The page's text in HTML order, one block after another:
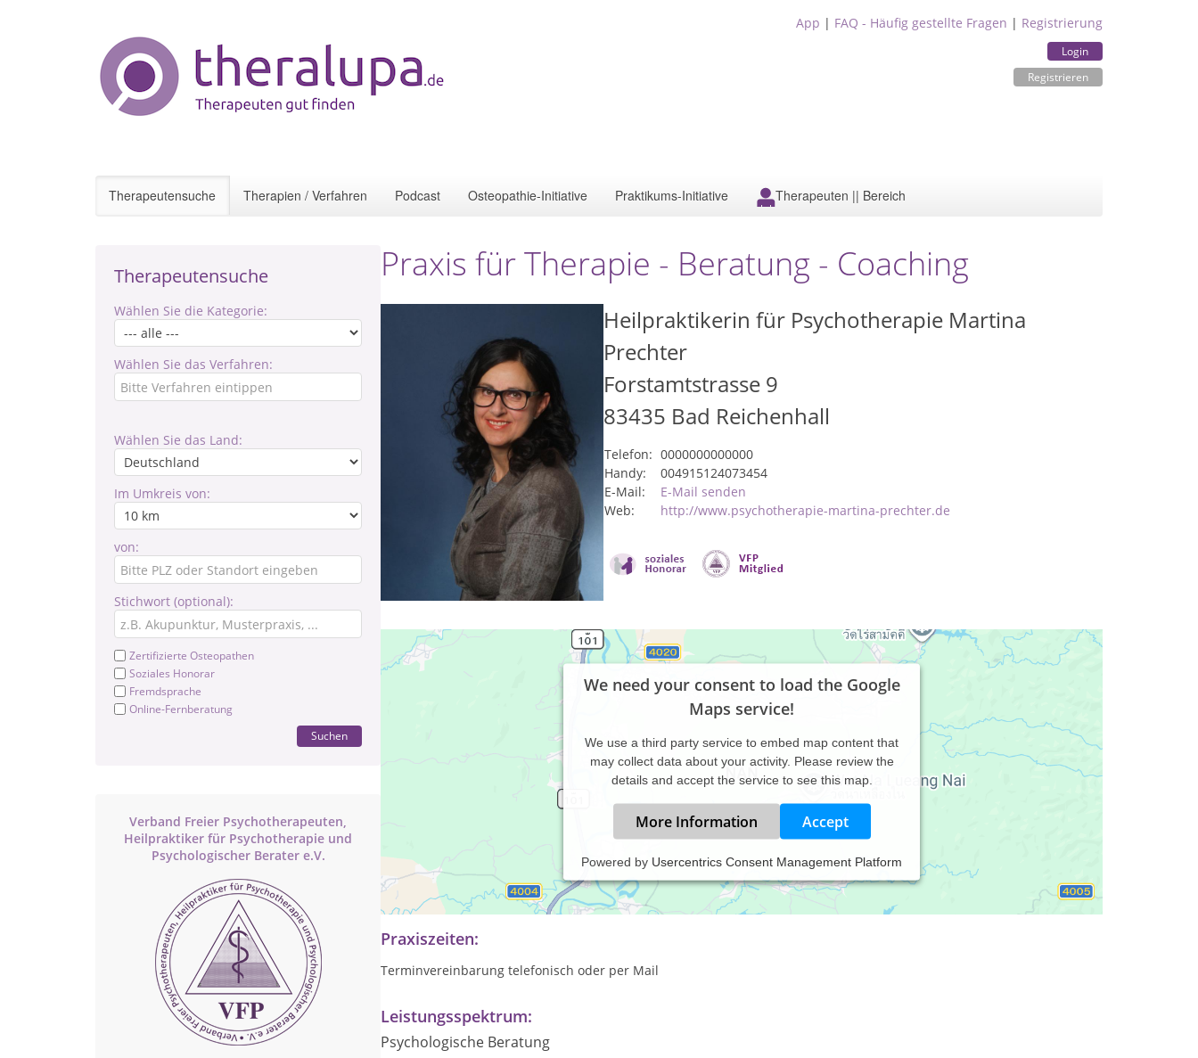
App | FAQ - Häufig gestellte Fragen | Registrierung
Login
Registrieren
Therapeutensuche Therapien / Verfahren Podcast Osteopathie-Initiative Praktikums-Initiative Therapeuten || Bereich
Therapeutensuche
Wählen Sie die Kategorie:
Wählen Sie das Verfahren:
Wählen Sie das Land:
Im Umkreis von:
von:
Stichwort (optional):
Zertifizierte Osteopathen
Soziales Honorar
Fremdsprache
Online-Fernberatung
Suchen
Verband Freier Psychotherapeuten,
Heilpraktiker für Psychotherapie und
Psychologischer Berater e.V.
Praxis für Therapie - Beratung - Coaching
Heilpraktikerin für Psychotherapie Martina
Prechter
Forstamtstrasse 9
83435 Bad Reichenhall
Telefon: 0000000000000
Handy:
004915124073454
E-Mail:
E-Mail senden
Web:
http://www.psychotherapie-martina-prechter.de
We need your consent to load the Google
Maps service!
We use a third party service to embed map content that
may collect data about your activity. Please review the
details and accept the service to see this map.
More Information Accept
Powered by Usercentrics Consent Management Platform
Weitere Infos entnehmen Sie bitte meiner Homepage
Praxiszeiten:
Terminvereinbarung telefonisch oder per Mail
Leistungsspektrum:
Psychologische Beratung